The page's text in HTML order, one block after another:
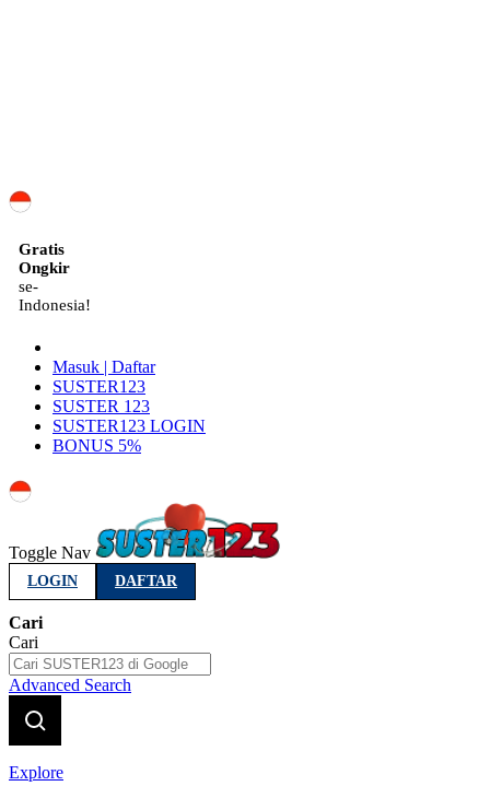
Gratis
Ongkir
se-
Indonesia!
Masuk | Daftar
SUSTER123
SUSTER 123
SUSTER123 LOGIN
BONUS 5%
Toggle Nav
LOGIN DAFTAR
Cari
Cari
Advanced Search
Explore